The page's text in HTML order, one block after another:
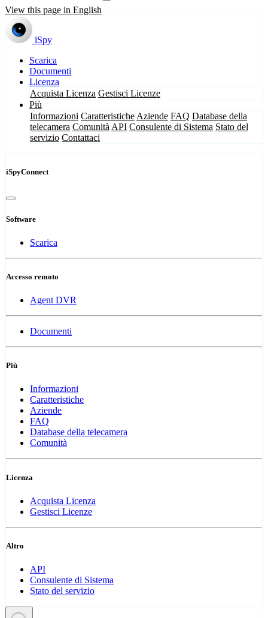
View this page in English
iSpy
Scarica
Documenti
Licenza
Acquista Licenza Gestisci Licenze
Più
Informazioni Caratteristiche Aziende FAQ Database della
telecamera Comunità API Consulente di Sistema Stato del
servizio Contattaci
iSpyConnect
Software
Scarica
Accesso remoto
Agent DVR
Documenti
Più
Informazioni
Caratteristiche
Aziende
FAQ
Database della telecamera
Comunità
Licenza
Acquista Licenza
Gestisci Licenze
Altro
API
Consulente di Sistema
Stato del servizio